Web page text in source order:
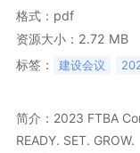
格式：pdf
资源大小：2.72 MB
标签：
建设会议
简介：2023 FTBA
READY. SET. GROW.